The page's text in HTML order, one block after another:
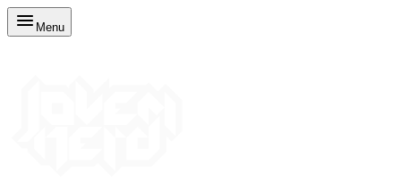
Menu